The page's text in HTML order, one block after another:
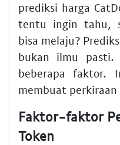
prediksi harga
tentu ingin tahu,
bisa melaju?
bukan ilmu
beberapa faktor.
membuat
Faktor-faktor
Token